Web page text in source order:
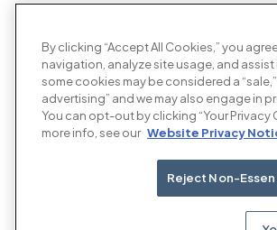
By clicking “Accept All Cookies,” you
navigation, analyze site usage, and
some cookies may be considered a
advertising” and we may also engage in
You can opt-out by clicking “Your
more info, see our Website Privacy
Reject Non-